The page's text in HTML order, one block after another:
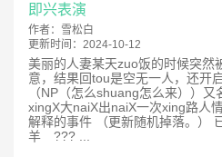
即兴表演
作者： 雪松白
更新时间： 2024-10-12
美丽的人妻某天zuo饭的时候突然
意，结果回tou是空无一人，还开
（NP（怎么shuang怎么来））
xingX大naiX出naiX一次xing
解释的事件 （更新随机掉落。）
羊 ??? ...